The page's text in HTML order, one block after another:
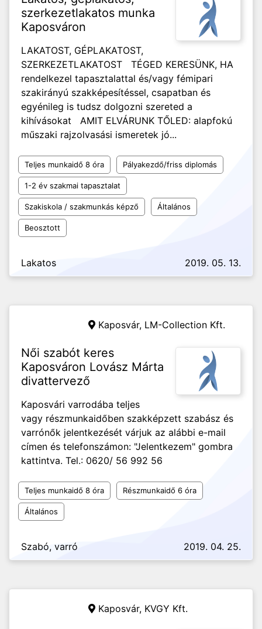
szerkezetlakatos munka
Kaposváron
LAKATOST, GÉPLAKATOST,
SZERKEZETLAKATOST TÉGED KERESÜNK, HA
rendelkezel tapasztalattal és/vagy fémipari
szakirányú szakképesítéssel, csapatban és
egyénileg is tudsz dolgozni szereted a
kihívásokat AMIT ELVÁRUNK TŐLED: alapfokú
műszaki rajzolvasási ismeretek jó...
Teljes munkaidő 8 óra Pályakezdő/friss diplomás
1-2 év szakmai tapasztalat
Szakiskola / szakmunkás képző Általános
Beosztott
Lakatos 2019. 05. 13.
Kaposvár, LM-Collection Kft.
Női szabót keres
Kaposváron Lovász Márta
divattervező
Kaposvári varrodába teljes
vagy részmunkaidőben szakképzett szabász és
varrónők jelentkezését várjuk az alábbi e-mail
címen és telefonszámon: "Jelentkezem" gombra
kattintva. Tel.: 0620/ 56 992 56
Teljes munkaidő 8 óra Részmunkaidő 6 óra
Általános
Szabó, varró 2019. 04. 25.
Kaposvár, KVGY Kft.